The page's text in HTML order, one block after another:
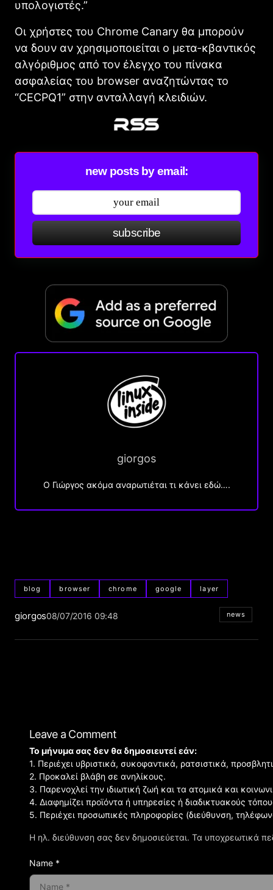
υπολογιστές.”
Οι χρήστες του Chrome Canary θα μπορούν
να δουν αν χρησιμοποιείται ο μετα-κβαντικός
αλγόριθμος από τον έλεγχο του πίνακα
ασφαλείας του browser αναζητώντας το
“CECPQ1” στην ανταλλαγή κλειδιών.
new posts by email:
subscribe
giorgos
Ο Γιώργος ακόμα αναρωτιέται τι κάνει εδώ….
blog browser chrome google layer
giorgos08/07/2016 09:48 news
Leave a Comment
Η ηλ. διεύθυνση σας δεν δημοσιεύεται. Τα υποχρεωτικά
Το μήνυμα σας δεν θα δημοσιευτεί εάν:
1. Περιέχει υβριστικά, συκοφαντικά, ρατσιστικά,
2. Προκαλεί βλάβη σε ανηλίκους.
3. Παρενοχλεί την ιδιωτική ζωή και τα ατομικά και
4. Διαφημίζει προϊόντα ή υπηρεσίες ή διαδικτυακούς
5. Περιέχει προσωπικές πληροφορίες (διεύθυνση,
Name *